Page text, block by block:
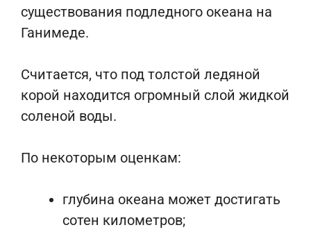
существования подледного океана на
Ганимеде.
Считается, что под толстой ледяной
корой находится огромный слой жидкой
соленой воды.
По некоторым оценкам:
глубина океана может достигать
сотен километров;